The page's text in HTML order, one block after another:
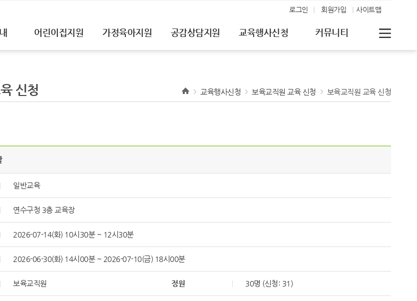
로그인 회원가입 사이트맵
어린이집지원 가정육아지원 공감상담지원 교육행사신청 커뮤니티
신청 교육행사신청 보육교직원 교육 신청 보육교직원 교육 신청
일반교육
연수구청 3층 교육장
2026-07-14(화) 10시30분 ~ 12시30분
2026-06-30(화) 14시00분 ~ 2026-07-10(금) 18시00분
보육교직원 정원 30명 (신청: 31)